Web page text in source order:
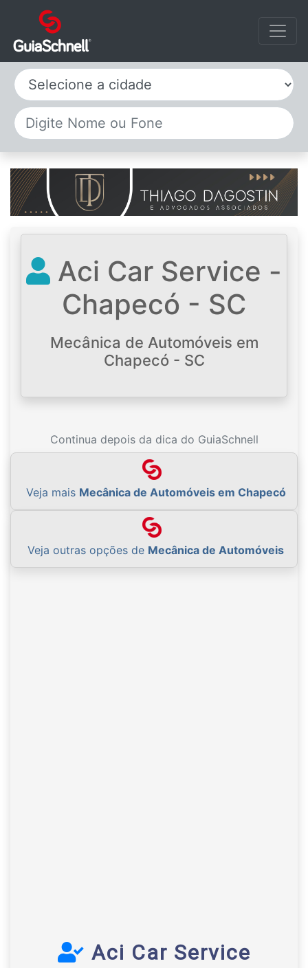
Selecione a cidade
Aci Car Service -
Chapecó - SC
Mecânica de Automóveis em
Chapecó - SC
Continua depois da dica do GuiaSchnell
Veja mais Mecânica de Automóveis em Chapecó
Veja outras opções de Mecânica de Automóveis
Aci Car Service